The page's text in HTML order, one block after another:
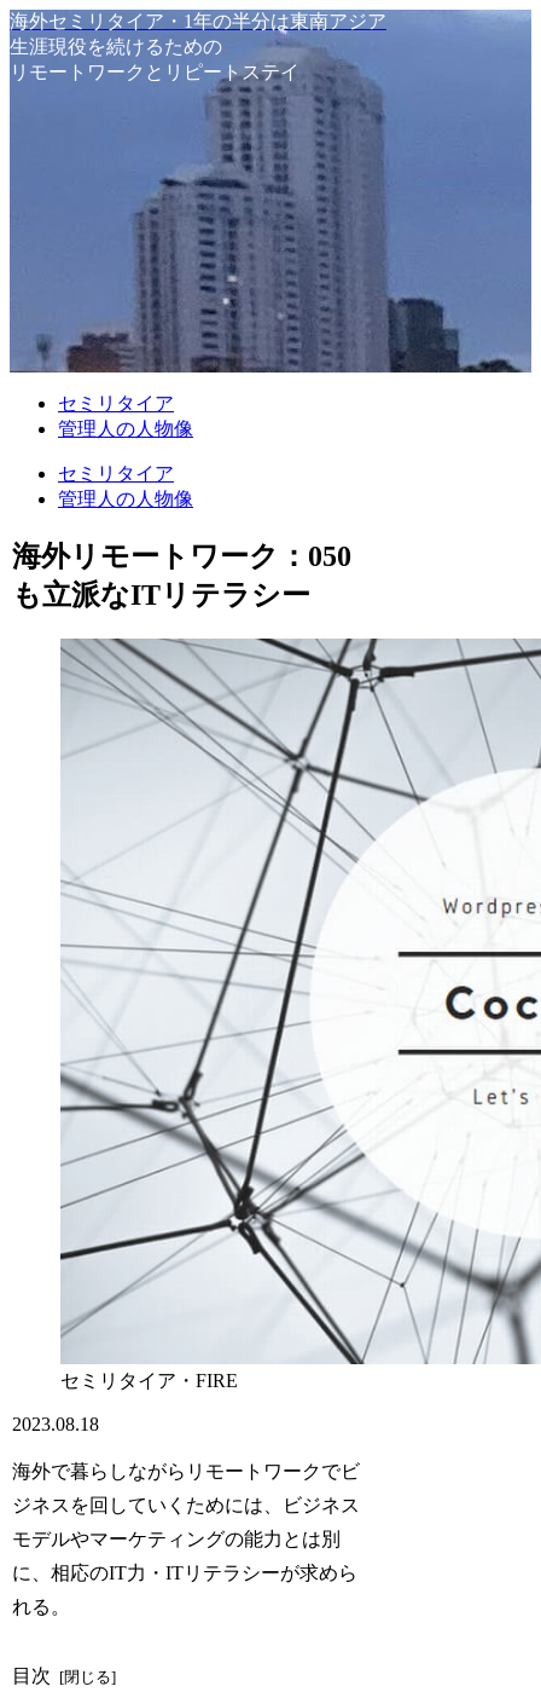
海外セミリタイア・1年の半分は東南アジア
生涯現役を続けるための
リモートワークとリピートステイ
セミリタイア
管理人の人物像
セミリタイア
管理人の人物像
海外リモートワーク：050
も立派なITリテラシー
セミリタイア・FIRE
2023.08.18
海外で暮らしながらリモートワークでビ
ジネスを回していくためには、ビジネス
モデルやマーケティングの能力とは別
に、相応のIT力・ITリテラシーが求めら
れる。
目次